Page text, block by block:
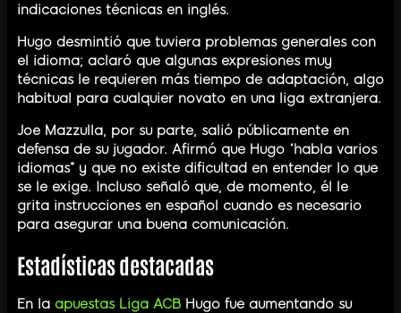
indicaciones técnicas en inglés.
Hugo desmintió que tuviera problemas generales con
el idioma; aclaró que algunas expresiones muy
técnicas le requieren más tiempo de adaptación, algo
habitual para cualquier novato en una liga extranjera.
Joe Mazzulla, por su parte, salió públicamente en
defensa de su jugador. Afirmó que Hugo “habla varios
idiomas” y que no existe dificultad en entender lo que
se le exige. Incluso señaló que, de momento, él le
grita instrucciones en español cuando es necesario
para asegurar una buena comunicación.
Estadísticas destacadas
En la apuestas Liga ACB Hugo fue aumentando su